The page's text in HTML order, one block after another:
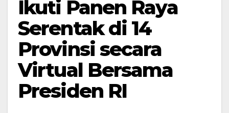
Ikuti Panen Raya
Serentak di 14
Provinsi secara
Virtual Bersama
Presiden RI